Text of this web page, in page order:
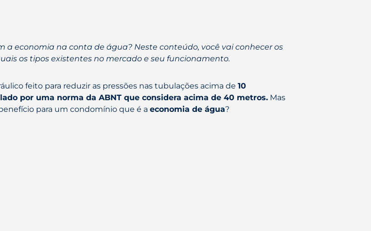
a economia na conta de água? Neste conteúdo, você vai conhecer os
os tipos existentes no mercado e seu funcionamento.
feito para reduzir as pressões nas tubulações acima de 10
por uma norma da ABNT que considera acima de 40 metros. Mas
para um condomínio que é a economia de água?